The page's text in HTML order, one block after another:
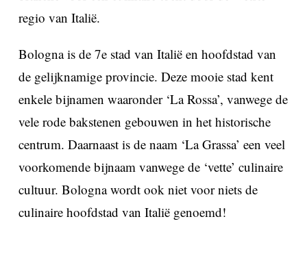
regio van Italië.
Bologna is de 7e stad van Italië en hoofdstad van
de gelijknamige provincie. Deze mooie stad kent
enkele bijnamen waaronder ‘La Rossa’, vanwege de
vele rode bakstenen gebouwen in het historische
centrum. Daarnaast is de naam ‘La Grassa’ een veel
voorkomende bijnaam vanwege de ‘vette’ culinaire
cultuur. Bologna wordt ook niet voor niets de
culinaire hoofdstad van Italië genoemd!